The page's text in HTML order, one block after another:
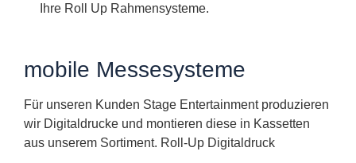
Ihre Roll Up Rahmensysteme.
mobile Messesysteme
Für unseren Kunden Stage Entertainment produzieren
wir Digitaldrucke und montieren diese in Kassetten
aus unserem Sortiment. Roll-Up Digitaldruck